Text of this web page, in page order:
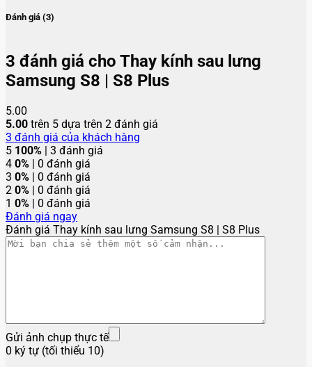
Đánh giá (3)
3 đánh giá cho Thay kính sau lưng
Samsung S8 | S8 Plus
5.00
5.00 trên 5 dựa trên 2 đánh giá
3 đánh giá của khách hàng
5 100% | 3 đánh giá
4 0% | 0 đánh giá
3 0% | 0 đánh giá
2 0% | 0 đánh giá
1 0% | 0 đánh giá
Đánh giá ngay
Đánh giá Thay kính sau lưng Samsung S8 | S8 Plus
Gửi ảnh chụp thực tế
0 ký tự (tối thiểu 10)